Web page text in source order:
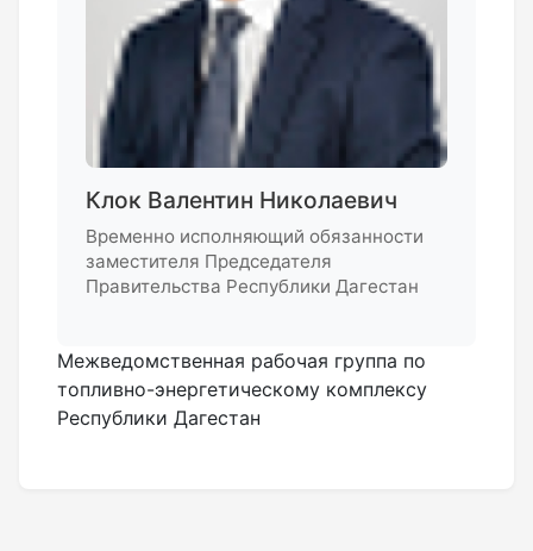
Клок Валентин Николаевич
Временно исполняющий обязанности
заместителя Председателя
Правительства Республики Дагестан
Межведомственная рабочая группа по
топливно-энергетическому комплексу
Республики Дагестан